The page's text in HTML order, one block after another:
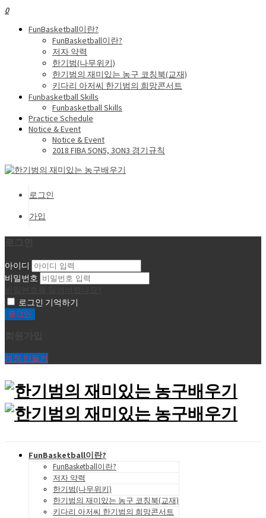
0
FunBasketball이란?
FunBasketball이란?
저자 약력
한기범(나무위키)
한기범의 재미있는 농구 코칭북(교재)
키다리 아저씨 한기범의 희망콘서트
Funbasketball Skills
Funbasketball Skills
Practice Schedule
Notice & Event
Notice & Event
2018 FIBA 5ON5, 3ON3 경기규칙
로그인
가입
아이디
비밀번호
로그인 기억하기
계정 만들기
FunBasketball이란?
FunBasketball이란?
저자 약력
한기범(나무위키)
한기범의 재미있는 농구 코칭북(교재)
키다리 아저씨 한기범의 희망콘서트